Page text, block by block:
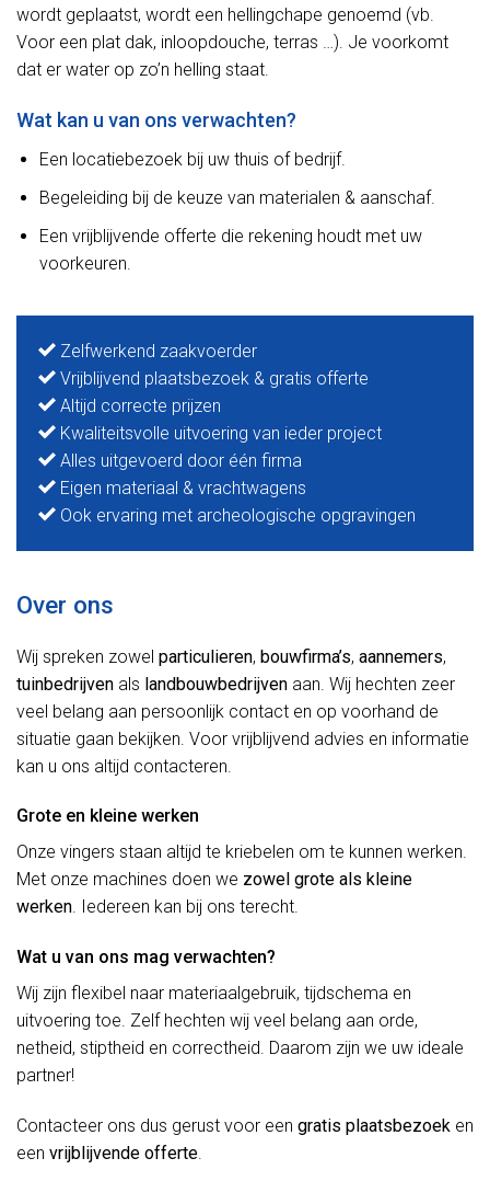
wordt geplaatst, wordt een hellingchape genoemd (vb.
Voor een plat dak, inloopdouche, terras …). Je voorkomt
dat er water op zo’n helling staat.
Wat kan u van ons verwachten?
Een locatiebezoek bij uw thuis of bedrijf.
Begeleiding bij de keuze van materialen & aanschaf.
Een vrijblijvende offerte die rekening houdt met uw
voorkeuren.
Zelfwerkend zaakvoerder
Vrijblijvend plaatsbezoek & gratis offerte
Altijd correcte prijzen
Kwaliteitsvolle uitvoering van ieder project
Alles uitgevoerd door één firma
Eigen materiaal & vrachtwagens
Ook ervaring met archeologische opgravingen
Over ons
Wij spreken zowel particulieren, bouwfirma’s, aannemers,
tuinbedrijven als landbouwbedrijven aan. Wij hechten zeer
veel belang aan persoonlijk contact en op voorhand de
situatie gaan bekijken. Voor vrijblijvend advies en informatie
kan u ons altijd contacteren.
Grote en kleine werken
Onze vingers staan altijd te kriebelen om te kunnen werken.
Met onze machines doen we zowel grote als kleine
werken. Iedereen kan bij ons terecht.
Wat u van ons mag verwachten?
Wij zijn flexibel naar materiaalgebruik, tijdschema en
uitvoering toe. Zelf hechten wij veel belang aan orde,
netheid, stiptheid en correctheid. Daarom zijn we uw ideale
partner!
Contacteer ons dus gerust voor een gratis plaatsbezoek en
een vrijblijvende offerte.